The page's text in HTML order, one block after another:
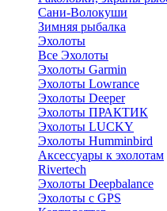
Сани-Волокуши
Зимняя рыбалка
Эхолоты
Все Эхолоты
Эхолоты Garmin
Эхолоты Lowrance
Эхолоты Deeper
Эхолоты ПРАКТИК
Эхолоты LUCKY
Эхолоты Humminbird
Аксессуары к эхолотам
Rivertech
Эхолоты Deepbalance
Эхолоты с GPS